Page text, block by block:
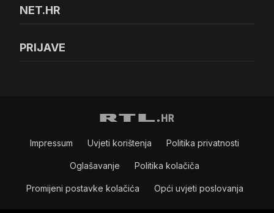
NET.HR
PRIJAVE
Impressum Uvjeti korištenja Politika privatnosti
Oglašavanje Politika kolačiča
Promijeni postavke kolačića Opći uvjeti poslovanja